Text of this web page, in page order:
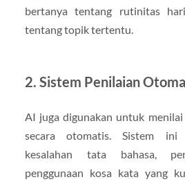
bertanya tentang rutinitas
tentang topik tertentu.
2. Sistem Penilaian
AI juga digunakan untuk
secara otomatis. Sistem ini
kesalahan tata bahasa,
penggunaan kosa kata yang